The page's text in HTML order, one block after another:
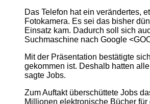
Das Telefon hat ein verändertes,
Fotokamera. Es sei das bisher
Einsatz kam. Dadurch soll sich
Suchmaschine nach Google
Mit der Präsentation bestätigte
gekommen ist. Deshalb hatten
sagte Jobs.
Zum Auftakt überschüttete Jobs
Millionen elektronische Bücher